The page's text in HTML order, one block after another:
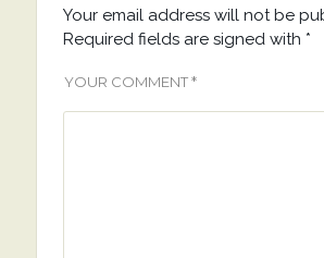
Your email address will not be
Required fields are signed with *
YOUR COMMENT *